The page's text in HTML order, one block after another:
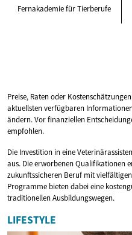
Fernakademie für Tierberufe
Preise, Raten oder
aktuellsten verfügbaren
ändern. Vor finanziellen
empfohlen.
Die Investition in eine
aus. Die erworbenen Qualifikationen
zukunftssicheren Beruf mit
Programme bieten dabei eine
traditionellen Ausbildungswegen.
LIFESTYLE